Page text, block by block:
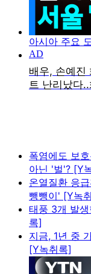
아시아 주요
폭염에도 보
아닌 '벌'? [Y
온열질환 응
뺑뺑이' [Y녹
태풍 3개 발
록]
지금, 1년 중
[Y녹취록]